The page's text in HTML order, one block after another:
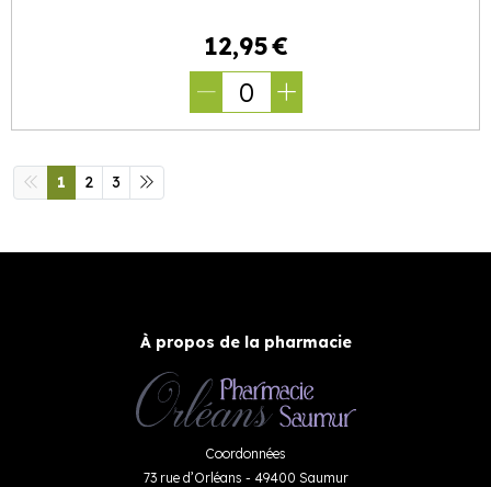
12,95€
0
1 2 3
À propos de la pharmacie
Coordonnées
73 rue d’Orléans - 49400 Saumur